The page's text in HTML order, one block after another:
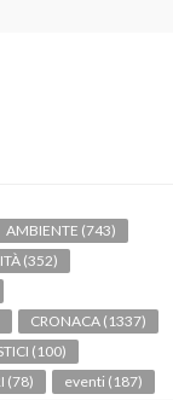
AMBIENTE (743)
(352)
CRONACA (1337)
(100)
(78) eventi (187)